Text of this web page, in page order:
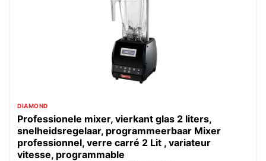
DIAMOND
Professionele mixer, vierkant glas 2 liters,
snelheidsregelaar, programmeerbaar Mixer
professionnel, verre carré 2 Lit , variateur
vitesse, programmable